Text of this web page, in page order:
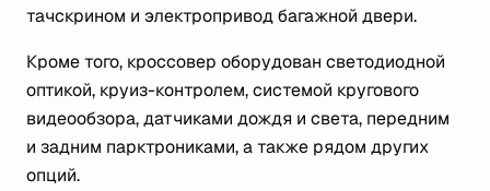
тачскрином и электропривод багажной двери.
Кроме того, кроссовер оборудован светодиодной
оптикой, круиз-контролем, системой кругового
видеообзора, датчиками дождя и света, передним
и задним парктрониками, а также рядом других
опций.